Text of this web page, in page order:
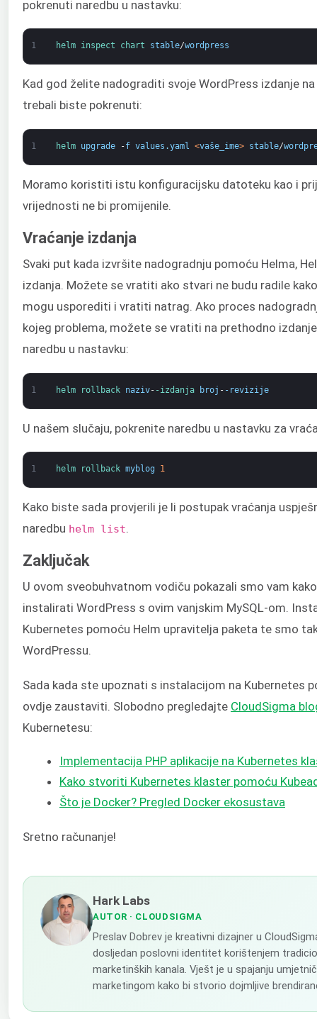
pokrenuti naredbu u nastavku:
1 helm inspect chart stable/wordpress
Kad god želite nadograditi svoje WordPress izdanje
trebali biste pokrenuti:
1 helm upgrade -f values .yaml <vaše_ime> stable/
Moramo koristiti istu konfiguracijsku datoteku kao i
vrijednosti ne bi promijenile.
Vraćanje izdanja
Svaki put kada izvršite nadogradnju pomoću Helma,
izdanja. Možete se vratiti ako stvari ne budu radile
mogu usporediti i vratiti natrag. Ako proces
kojeg problema, možete se vratiti na prethodno
naredbu u nastavku:
1 helm rollback naziv- -izdanja broj - -revizije
U našem slučaju, pokrenite naredbu u nastavku za
1 helm rollback myblog 1
Kako biste sada provjerili je li postupak vraćanja
naredbu helm list
Zaključak
U ovom sveobuhvatnom vodiču pokazali smo vam
instalirati WordPress s ovim vanjskim MySQL-om.
Kubernetes pomoću Helm upravitelja paketa te smo
WordPressu.
Sada kada ste upoznati s instalacijom na Kubernetes
ovdje zaustaviti. Slobodno pregledajte CloudSigma
Kubernetesu:
Implementacija PHP aplikacije na Kubernetes
Kako stvoriti Kubernetes klaster pomoću
Što je Docker? Pregled Docker ekosustava
Sretno računanje!
Hark Labs
AUTOR · CLOUDSIGMA
Preslav Dobrev je kreativni dizajner u
dosljedan poslovni identitet korištenjem
marketinških kanala. Vješt je u spajanju
marketingom kako bi stvorio dojmljive